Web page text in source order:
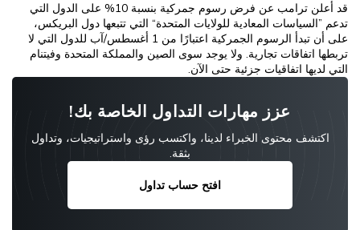
قد أعلن ترامب عن فرض رسوم جمركية بنسبة 10% على الدول التي
تدعم ”السياسات المعادية للولايات المتحدة“ التي تتبعها دول البريكس،
على أن تبدأ الرسوم الجمركية اعتبارًا من 1 أغسطس/آب للدول التي لا
تربطها اتفاقات تجارية. ولا يوجد سوى الصين والمملكة المتحدة وفيتنام
التي لديها اتفاقيات جزئية حتى الآن.
عزز مهارات التداول الخاصة بك!
اكتشف محتوى الخبراء لدينا، واكتسب رؤى واستراتيجيات، وتداول
بثقة.
افتح حساب تداول